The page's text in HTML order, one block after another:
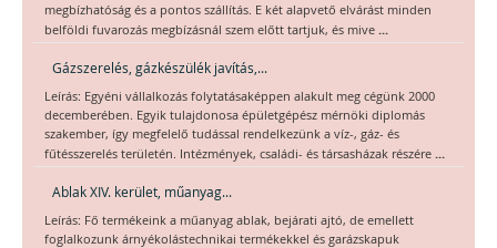
megbízhatóság és a pontos szállítás. E két alapvető elvárást minden
belföldi fuvarozás megbízásnál szem előtt tartjuk, és mive ...
Gázszerelés, gázkészülék javítás,...
Leírás: Egyéni vállalkozás folytatásaképpen alakult meg cégünk 2000
decemberében. Egyik tulajdonosa épületgépész mérnöki diplomás
szakember, így megfelelő tudással rendelkezünk a víz-, gáz- és
fűtésszerelés területén. Intézmények, családi- és társasházak részére ...
Ablak XIV. kerület, műanyag...
Leírás: Fő termékeink a műanyag ablak, bejárati ajtó, de emellett
foglalkozunk árnyékolástechnikai termékekkel és garázskapuk